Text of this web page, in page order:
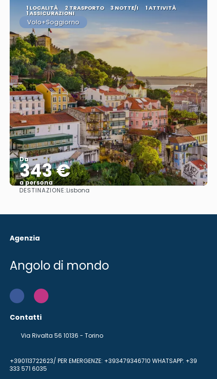
1 LOCALITÀ 2 TRASPORTO 3 NOTTE/I 1 ATTIVITÀ
1 ASSICURAZIONI
Volo+Soggiorno
Da
343 €
a persona
DESTINAZIONE:Lisbona
Agenzia
Angolo di mondo
Contatti
Via Rivalta 56 10136 - Torino
+390113722623/ PER EMERGENZE: +393479346710 WHATSAPP: +39
333 571 6035